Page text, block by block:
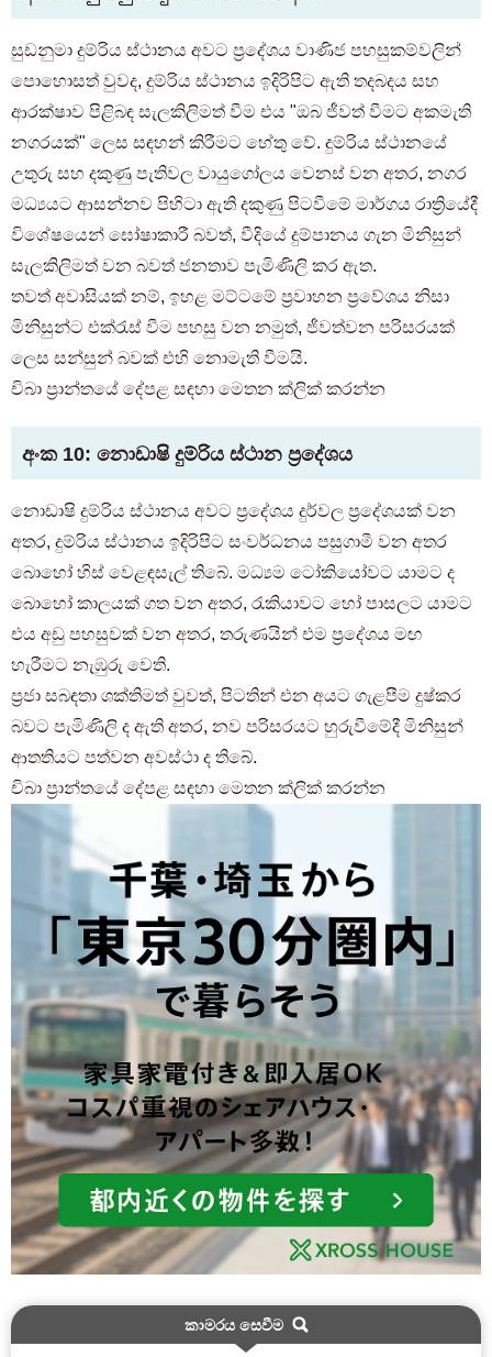
සුඩනුමා දුම්රිය ස්ථානය අවට ප්‍රදේශය වාණිජ පහසුකම්වලින්
පොහොසත් වුවද, දුම්රිය ස්ථානය ඉදිරිපිට ඇති තදබදය සහ
ආරක්ෂාව පිළිබඳ සැලකිලිමත් වීම එය "ඔබ ජීවත් වීමට අකමැති
නගරයක්" ලෙස සඳහන් කිරීමට හේතු වේ. දුම්රිය ස්ථානයේ
උතුරු සහ දකුණු පැතිවල වායුගෝලය වෙනස් වන අතර, නගර
මධ්‍යයට ආසන්නව පිහිටා ඇති දකුණු පිටවීමේ මාර්ගය රාත්‍රියේදී
විශේෂයෙන් ඝෝෂාකාරී බවත්, වීදියේ දුම්පානය ගැන මිනිසුන්
සැලකිලිමත් වන බවත් ජනතාව පැමිණිලි කර ඇත.
තවත් අවාසියක් නම්, ඉහළ මට්ටමේ ප්‍රවාහන ප්‍රවේශය නිසා
මිනිසුන්ට එක්රැස් වීම පහසු වන නමුත්, ජීවත්වන පරිසරයක්
ලෙස සන්සුන් බවක් එහි නොමැති වීමයි.
චිබා ප්‍රාන්තයේ දේපළ සඳහා මෙතන ක්ලික් කරන්න
අංක 10: නොඩාෂි දුම්රිය ස්ථාන ප්‍රදේශය
නොඩාෂි දුම්රිය ස්ථානය අවට ප්‍රදේශය දුර්වල ප්‍රදේශයක් වන
අතර, දුම්රිය ස්ථානය ඉදිරිපිට සංවර්ධනය පසුගාමී වන අතර
බොහෝ හිස් වෙළඳසැල් තිබේ. මධ්‍යම ටෝකියෝවට යාමට ද
බොහෝ කාලයක් ගත වන අතර, රැකියාවට හෝ පාසලට යාමට
එය අඩු පහසුවක් වන අතර, තරුණයින් එම ප්‍රදේශය මඟ
හැරීමට නැඹුරු වෙති.
ප්‍රජා සබඳතා ශක්තිමත් වුවත්, පිටතින් එන අයට ගැළපීම දුෂ්කර
බවට පැමිණිලි ද ඇති අතර, නව පරිසරයට හුරුවීමේදී මිනිසුන්
ආතතියට පත්වන අවස්ථා ද තිබේ.
චිබා ප්‍රාන්තයේ දේපළ සඳහා මෙතන ක්ලික් කරන්න
කාමරය සෙවීම